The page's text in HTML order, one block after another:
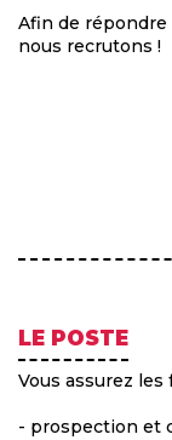
Afin de
nous recrutons !
LE POSTE
Vous assurez
- prospection et